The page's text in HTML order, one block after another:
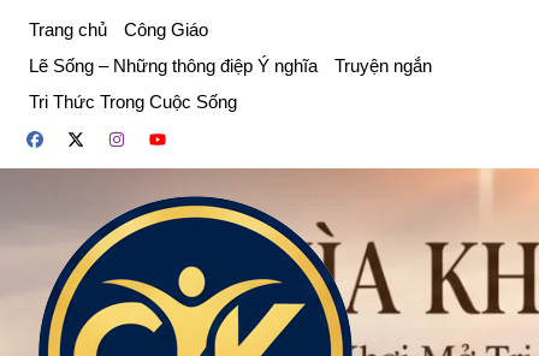
phần
dung
Trang chủ
Công Giáo
Lẽ Sống – Những thông điệp Ý nghĩa
Truyện ngắn
Tri Thức Trong Cuộc Sống